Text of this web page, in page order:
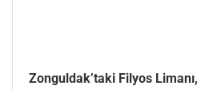
Zonguldak’taki Filyos